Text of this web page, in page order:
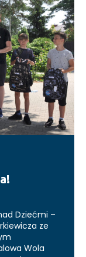
Dziećmi –
ze
Wola